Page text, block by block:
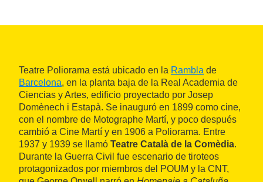
Teatre Poliorama está ubicado en la Rambla de
Barcelona, en la planta baja de la Real Academia de
Ciencias y Artes, edificio proyectado por Josep
Domènech i Estapà. Se inauguró en 1899 como cine,
con el nombre de Motographe Martí, y poco después
cambió a Cine Martí y en 1906 a Poliorama. Entre
1937 y 1939 se llamó Teatre Català de la Comèdia.
Durante la Guerra Civil fue escenario de tiroteos
protagonizados por miembros del POUM y la CNT,